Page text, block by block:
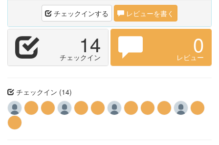
チェックインする レビューを書く
14
チェックイン 0
レビュー
チェックイン (14)